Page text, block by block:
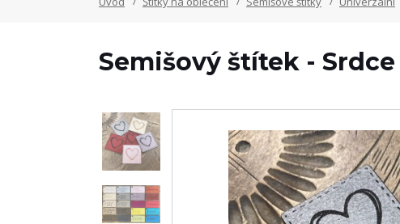
Semišový štítek -